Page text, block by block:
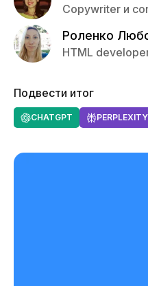
Copywriter и
Роленко
HTML
Подвести итог
CHATGPT PERPLEXITY